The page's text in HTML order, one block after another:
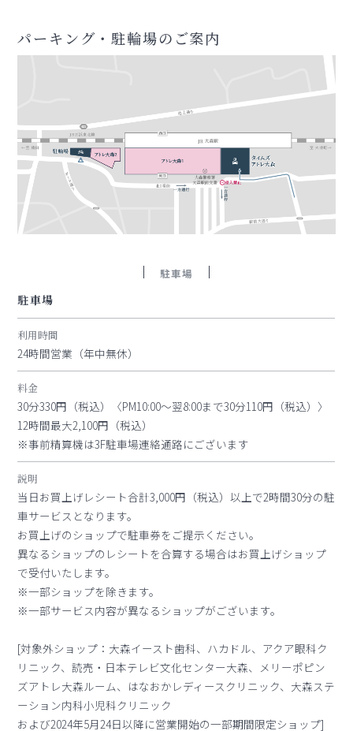
パーキング・駐輪場のご案内
駐車場
駐車場
利用時間
24時間営業（年中無休）
料金
30分330円（税込）〈PM10:00～翌8:00まで30分110円（税込）〉
12時間最大2,100円（税込）
※事前精算機は3F駐車場連絡通路にございます
説明
当日お買上げレシート合計3,000円（税込）以上で2時間30分の駐
車サービスとなります。
お買上げのショップで駐車券をご提示ください。
異なるショップのレシートを合算する場合はお買上げショップ
で受付いたします。
※一部ショップを除きます。
※一部サービス内容が異なるショップがございます。
[対象外ショップ：大森イースト歯科、ハカドル、アクア眼科ク
リニック、読売・日本テレビ文化センター大森、メリーポピン
ズアトレ大森ルーム、はなおかレディースクリニック、大森ステ
ーション内科小児科クリニック
および2024年5月24日以降に営業開始の一部期間限定ショップ]